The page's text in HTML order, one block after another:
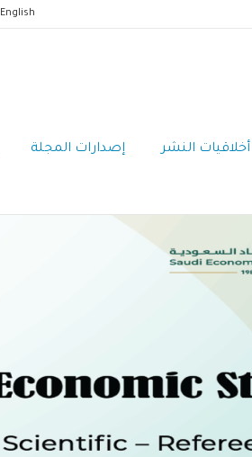
English
أخلاقيات النشر إصدارات المجلة